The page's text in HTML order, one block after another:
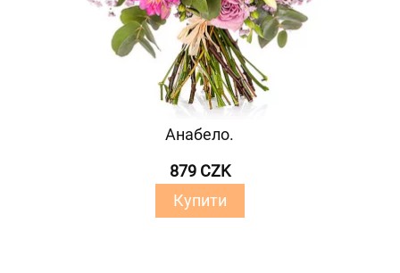
Анабело.
879 CZK
Купити